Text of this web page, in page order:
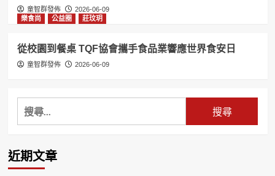
童智群發佈
2026-06-09
樂食尚
公益圈 莊玟玥
從校園到餐桌 TQF協會攜手食品業響應世界食安日
童智群發佈 2026-06-09
搜
尋
鍵
字:
近期文章